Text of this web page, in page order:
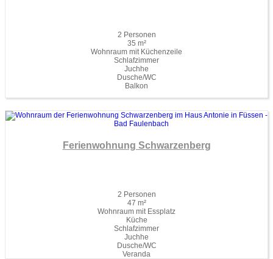
2 Personen
35 m²
Wohnraum mit Küchenzeile
Schlafzimmer
Juchhe
Dusche/WC
Balkon
Ferienwohnung Schwarzenberg
2 Personen
47 m²
Wohnraum mit Essplatz
Küche
Schlafzimmer
Juchhe
Dusche/WC
Veranda